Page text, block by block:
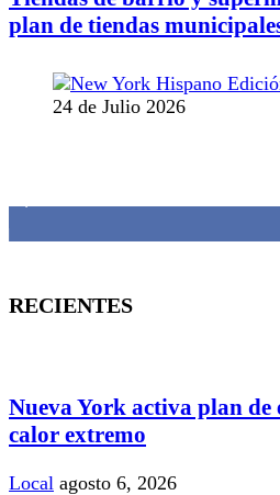
plan de tiendas
24 de Julio 2026
RECIENTES
Nueva York activa plan de
calor extremo
Local agosto 6, 2026